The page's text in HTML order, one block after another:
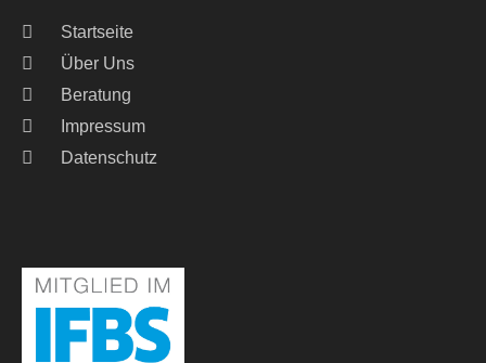
Startseite
Über Uns
Beratung
Impressum
Datenschutz